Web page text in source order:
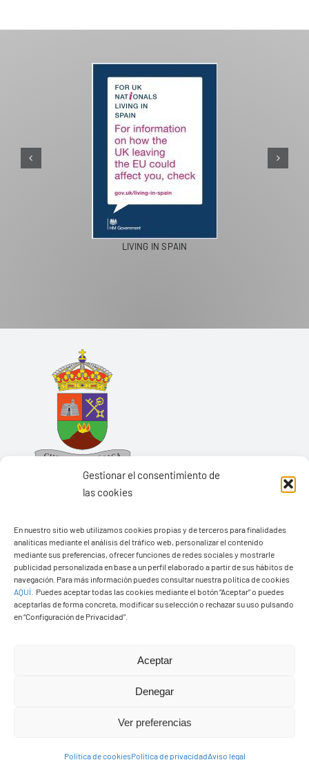
Gestionar el consentimiento de
las cookies
En nuestro sitio web utilizamos cookies propias y de terceros para finalidades
analíticas mediante el análisis del tráfico web, personalizar el contenido
mediante sus preferencias, ofrecer funciones de redes sociales y mostrarle
publicidad personalizada en base a un perfil elaborado a partir de sus hábitos de
navegación. Para más información puedes consultar nuestra política de cookies
AQUÍ
Puedes aceptar todas las cookies mediante el botón “Aceptar” o puedes
aceptarlas de forma concreta, modificar su selección o rechazar su uso pulsando
en “Configuración de Privacidad”.
Aceptar
Denegar
Ver preferencias
Política de cookiesPolítica de privacidadAviso legal
LIVING IN SPAIN
Ayuntamiento de Yaiza
Pza. de Los Remedios, 1
35570 – Yaiza
Tel:928 83 62 20
© Copyright2026 Ayuntamiento de Yaiza - Todos los